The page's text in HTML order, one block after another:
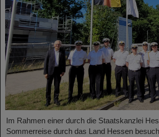
Im Rahmen einer durch die Staatskanzlei
Sommerreise durch das Land Hessen